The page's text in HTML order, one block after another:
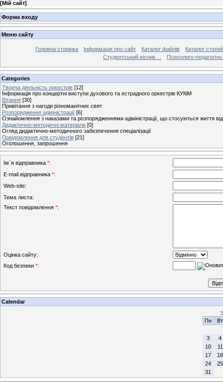
[Мій сайт]
Форма входу
Меню сайту
Головна сторінка Інформація про сайт Каталог файлів
Каталог статей
Студентський вісник ...
Психолого-
Categories
Творча діяльність оркестрів [12]
Інформація про концертні виступи духового та естрадного оркестрів КУКіМ
Вітання [30]
Привітання з нагоди різноманітних свят
Розпорядження адміністрації [6]
Ознайомлення з наказами та розпорядженнями адміністрації, що стосуються життя
Дидактично-методичні матеріали [0]
Огляд дидактично-методичного забезпечення спеціалізації
Повідомлення для студентів [21]
Оголошення, запрошення
Ім`я відправника *:
E-mail відправника *:
Web-site:
Тема листа:
Текст повідомлення *:
Оцінка сайту:
Код безпеки *:
Calendar
«
Пн
Вт
3
4
10
11
17
18
24
25
31